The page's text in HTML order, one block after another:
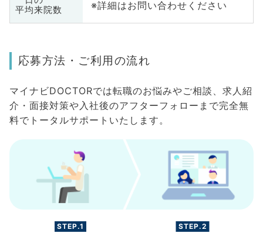
平均来院数
※詳細はお問い合わせください
応募方法・ご利用の流れ
マイナビDOCTORでは転職のお悩みやご相談、求人紹
介・面接対策や入社後のアフターフォローまで完全無
料でトータルサポートいたします。
STEP.1 STEP.2